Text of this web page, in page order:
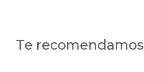
Te recomendamos